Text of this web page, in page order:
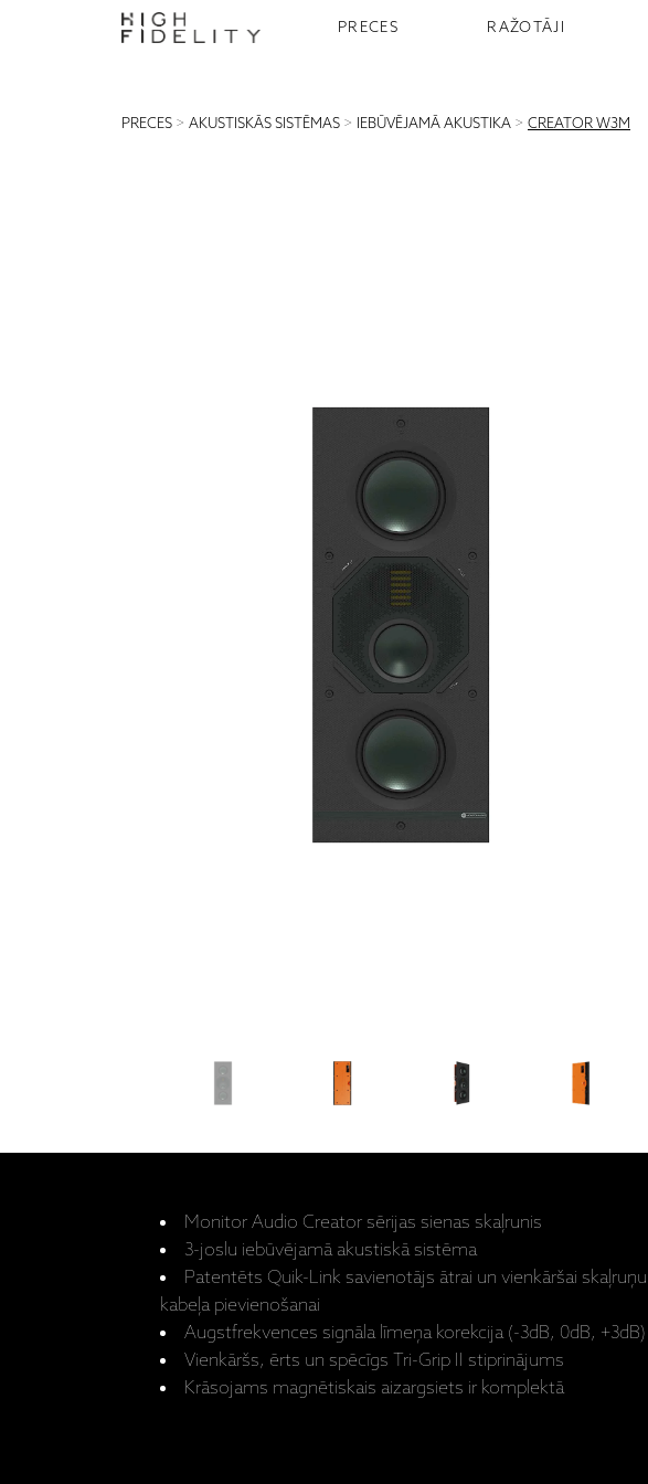
PRECES RAŽOTĀJI
PRECES > AKUSTISKĀS SISTĒMAS > IEBŪVĒJAMĀ AKUSTIKA > CREATOR W3M
Monitor Audio Creator sērijas sienas skaļrunis
3-joslu iebūvējamā akustiskā sistēma
Patentēts Quik-Link savienotājs ātrai un vienkāršai skaļruņu
kabeļa pievienošanai
Augstfrekvences signāla līmeņa korekcija (-3dB, 0dB, +3dB)
Vienkāršs, ērts un spēcīgs Tri-Grip II stiprinājums
Krāsojams magnētiskais aizargsiets ir komplektā